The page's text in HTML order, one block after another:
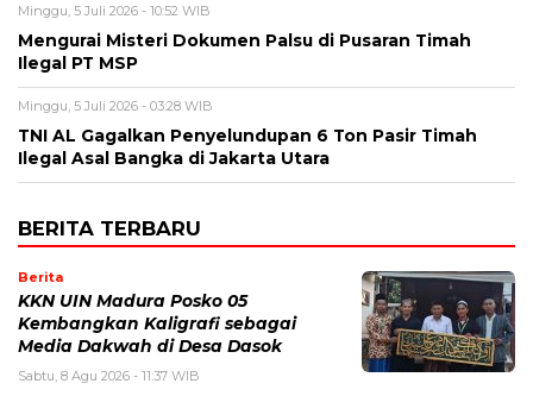
Minggu, 5 Juli 2026 - 10:52 WIB
Mengurai Misteri Dokumen Palsu di Pusaran Timah
Ilegal PT MSP
Minggu, 5 Juli 2026 - 03:28 WIB
TNI AL Gagalkan Penyelundupan 6 Ton Pasir Timah
Ilegal Asal Bangka di Jakarta Utara
BERITA TERBARU
Berita
KKN UIN Madura Posko 05
Kembangkan Kaligrafi sebagai
Media Dakwah di Desa Dasok
Sabtu, 8 Agu 2026 - 11:37 WIB